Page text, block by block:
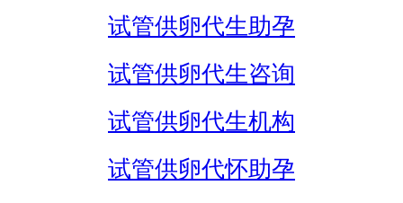
试管供卵代生助孕
试管供卵代生咨询
试管供卵代生机构
试管供卵代怀助孕